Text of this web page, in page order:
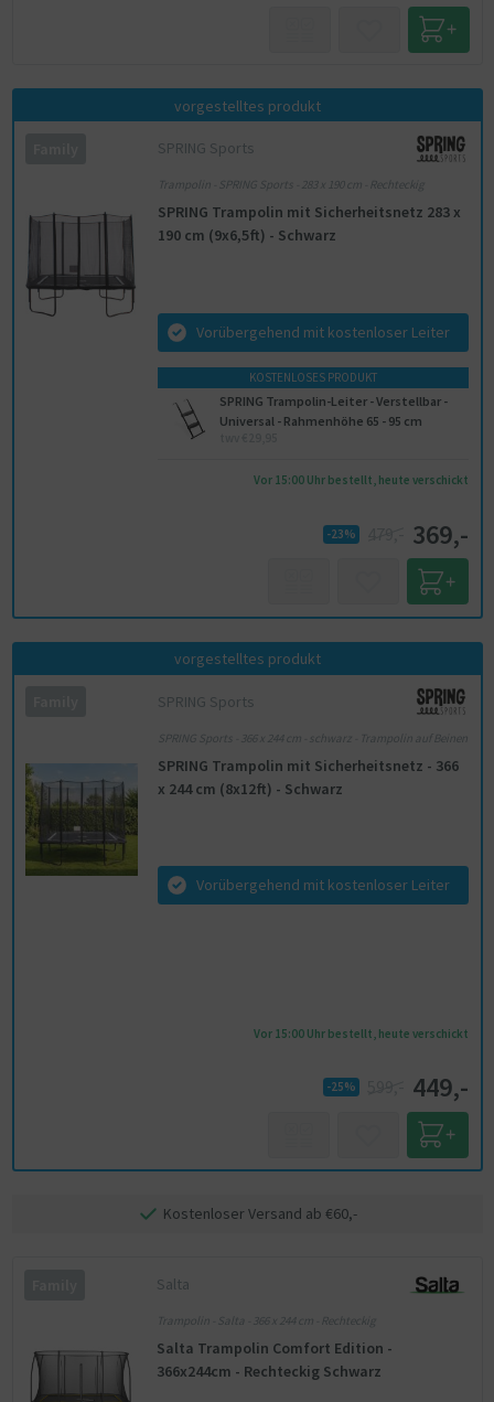
vorgestelltes produkt
SPRING Sports
Trampolin - SPRING Sports - 283 x 190 cm - Rechteckig
SPRING Trampolin mit Sicherheitsnetz 283 x
190 cm (9x6,5ft) - Schwarz
Vorübergehend mit kostenloser Leiter
KOSTENLOSES PRODUKT
SPRING Trampolin-Leiter - Verstellbar -
Universal - Rahmenhöhe 65 - 95 cm
Vor 15:00 Uhr bestellt, heute verschickt
-23% 369,-
vorgestelltes produkt
SPRING Sports
SPRING Sports - 366 x 244 cm - schwarz - Trampolin auf Beinen
SPRING Trampolin mit Sicherheitsnetz - 366
x 244 cm (8x12ft) - Schwarz
Vorübergehend mit kostenloser Leiter
Vor 15:00 Uhr bestellt, heute verschickt
-25% 449,-
Kostenloser Versand ab €60,-
Salta
Trampolin - Salta - 366 x 244 cm - Rechteckig
Salta Trampolin Comfort Edition -
366x244cm - Rechteckig Schwarz